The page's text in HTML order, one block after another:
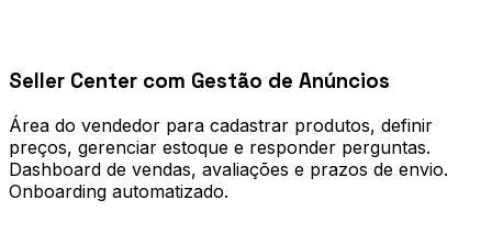
Seller Center com Gestão de Anúncios
Área do vendedor para cadastrar produtos, definir
preços, gerenciar estoque e responder perguntas.
Dashboard de vendas, avaliações e prazos de envio.
Onboarding automatizado.